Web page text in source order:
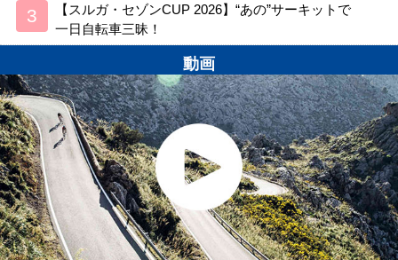
【スルガ・セゾンCUP 2026】“あの”サーキットで
一日自転車三昧！
動画